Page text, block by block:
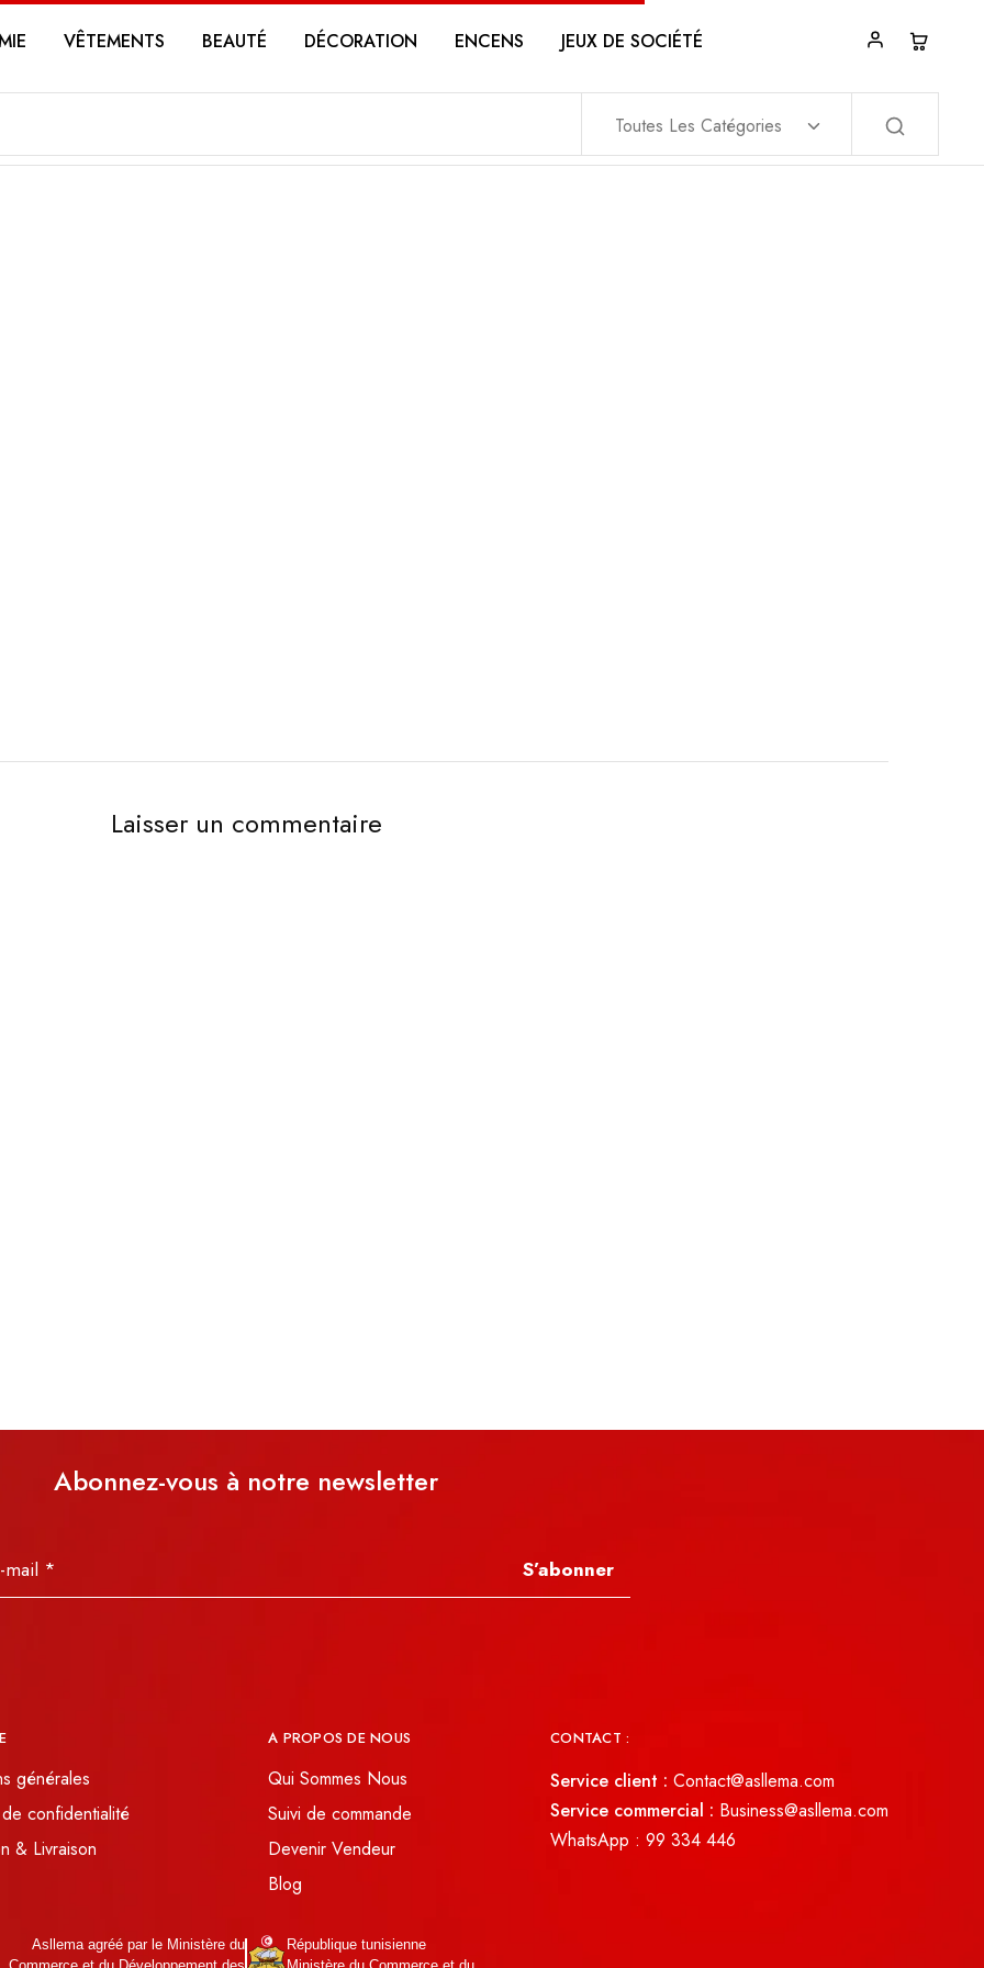
VÊTEMENTS BEAUTÉ DÉCORATION ENCENS JEUX DE SOCIÉTÉ
Toutes Les Catégories
Laisser un commentaire
Abonnez-vous à notre newsletter
S’abonner
générales
confidentialité
& Livraison
A PROPOS DE NOUS
Qui Sommes Nous
Suivi de commande
Devenir Vendeur
Blog
CONTACT :
Service client : Contact@asllema.com
Service commercial : Business@asllema.com
WhatsApp : 99 334 446
Asllema agréé par le Ministère du
République tunisienne